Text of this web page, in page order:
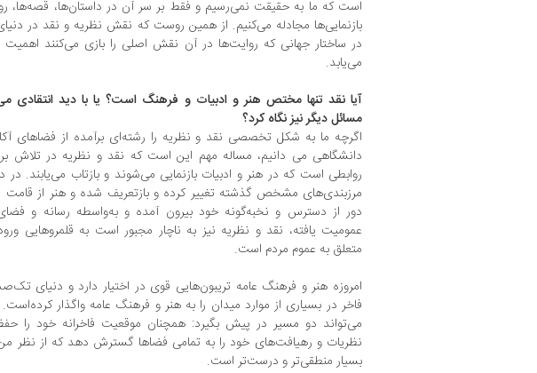
است که ما به حقیقت نمی‌رسیم و فقط بر سر آن در داستان‌ها، قصه‌ها،
بازنمایی‌ها مجادله می‌کنیم. از همین روست که نقش نظریه و نقد در
در ساختار جهانی که روایت‌ها در آن نقش اصلی را بازی می‌کنند اهمیت
می‌یابد.
آیا نقد تنها مختص هنر و ادبیات و فرهنگ است؟ یا با دید انتقادی
مسائل دیگر نیز نگاه کرد؟
اگرچه ما به شکل تخصصی نقد و نظریه را رشته‌ای برآمده از فضاهای
دانشگاهی می دانیم، مساله مهم این است که نقد و نظریه در تلاش
روابطی است که در هنر و ادبیات بازنمایی می‌شوند و بازتاب می‌یابند. در
مرز‌بندی‌های مشخص گذشته تغییر کرده و بازتعریف شده و هنر از قامت
دور از دسترس و نخبه‌گونه خود بیرون آمده و به‌واسطه رسانه و
عمومیت یافته، نقد و نظریه نیز به ناچار مجبور است به قلمروهایی
متعلق به عموم مردم است.
امروزه هنر و فرهنگ عامه تریبون‌هایی قوی در اختیار دارد و دنیای
فاخر در بسیاری از موارد میدان را به هنر و فرهنگ عامه واگذار
می‌تواند دو مسیر در پیش بگیرد: همچنان موقعیت فاخرانه خود را
نظریات و رهیافت‌های خود را به تمامی فضاها گسترش دهد که از نظر
بسیار منطقی‌تر و درست‌تر است.